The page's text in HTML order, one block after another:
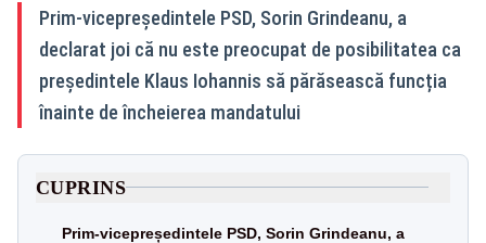
Prim-vicepreședintele PSD, Sorin Grindeanu, a
declarat joi că nu este preocupat de posibilitatea ca
președintele Klaus Iohannis să părăsească funcția
înainte de încheierea mandatului
CUPRINS
Prim-vicepreședintele PSD, Sorin Grindeanu, a